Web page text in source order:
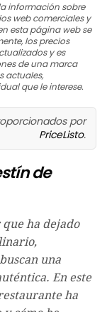
información sobre
web comerciales y
esta página web se
los precios
y es
de una marca
actuales,
que le interese.
por
PriceListo.
de
que ha dejado
una
En este
ha